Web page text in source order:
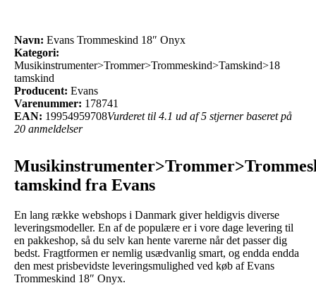
Navn: Evans Trommeskind 18″ Onyx
Kategori:
Musikinstrumenter>Trommer>Trommeskind>Tamskind>18
tamskind
Producent: Evans
Varenummer: 178741
EAN: 19954959708Vurderet til 4.1 ud af 5 stjerner baseret på
20 anmeldelser
tamskind fra Evans
En lang række webshops i Danmark giver heldigvis diverse
leveringsmodeller. En af de populære er i vore dage levering til
en pakkeshop, så du selv kan hente varerne når det passer dig
bedst. Fragtformen er nemlig usædvanlig smart, og endda endda
den mest prisbevidste leveringsmulighed ved køb af Evans
Trommeskind 18″ Onyx.